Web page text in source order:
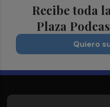
Recibe toda
Plaza
Quiero